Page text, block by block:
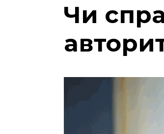
Чи